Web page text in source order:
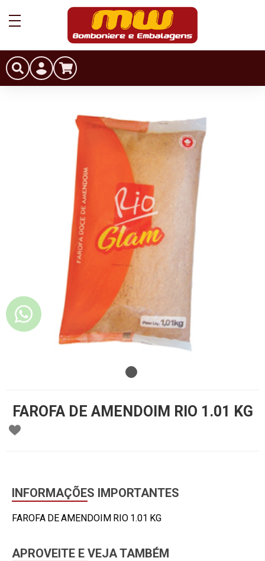
FAROFA DE AMENDOIM RIO 1.01 KG
INFORMAÇÕES IMPORTANTES
FAROFA DE AMENDOIM RIO 1.01 KG
APROVEITE E VEJA TAMBÉM